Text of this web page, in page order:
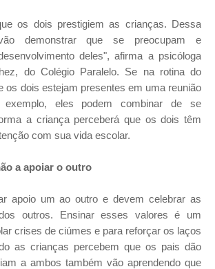
os dois prestigiem as crianças. Dessa
demonstrar que se preocupam e
deles", afirma a psicóloga
do Colégio Paralelo. Se na rotina do
os dois estejam presentes em uma reunião
exemplo, eles podem combinar de se
a criança perceberá que os dois têm
com sua vida escolar.
a apoiar o outro
apoio um ao outro e devem celebrar as
outros. Ensinar esses valores é um
crises de ciúmes e para reforçar os laços
as crianças percebem que os pais dão
a ambos também vão aprendendo que